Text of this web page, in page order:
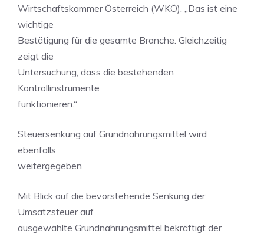
Wirtschaftskammer Österreich (WKÖ). „Das ist eine
wichtige
Bestätigung für die gesamte Branche. Gleichzeitig
zeigt die
Untersuchung, dass die bestehenden
Kontrollinstrumente
funktionieren.“
Steuersenkung auf Grundnahrungsmittel wird
ebenfalls
weitergegeben
Mit Blick auf die bevorstehende Senkung der
Umsatzsteuer auf
ausgewählte Grundnahrungsmittel bekräftigt der